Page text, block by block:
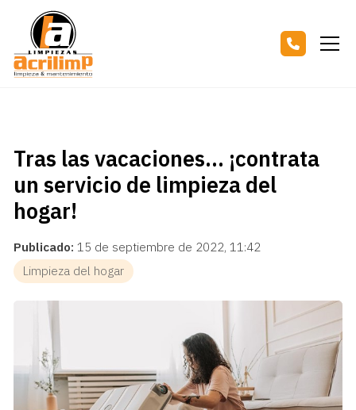
Tras las vacaciones... ¡contrata
un servicio de limpieza del
hogar!
Publicado: 15 de septiembre de 2022, 11:42
Limpieza del hogar